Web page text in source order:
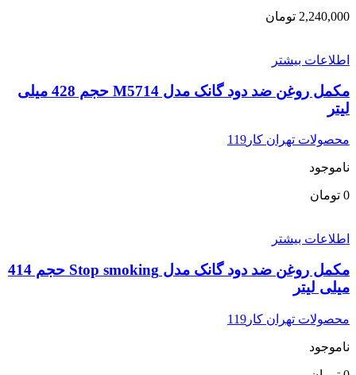
2,240,000 تومان
اطلاعات بیشتر
مکمل روغن ضد دود گانک مدل M5714 حجم 428 میلی
لیتر
محصولات تهران کار119
ناموجود
0 تومان
اطلاعات بیشتر
مکمل روغن ضد دود گانک مدل Stop smoking حجم 414
میلی لیتر
محصولات تهران کار119
ناموجود